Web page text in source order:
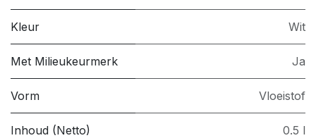
Kleur Wit
Met Milieukeurmerk Ja
Vorm Vloeistof
Inhoud (Netto) 0.5 l